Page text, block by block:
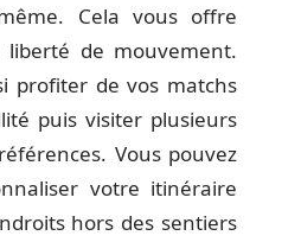
Cela vous offre
de mouvement.
profiter de vos matchs
puis visiter plusieurs
Vous pouvez
votre itinéraire
hors des sentiers